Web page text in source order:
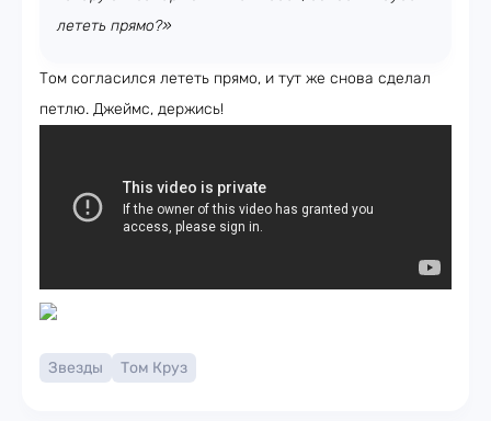
лететь прямо?»
Том согласился лететь прямо, и тут же снова сделал
петлю. Джеймс, держись!
Звезды Том Круз